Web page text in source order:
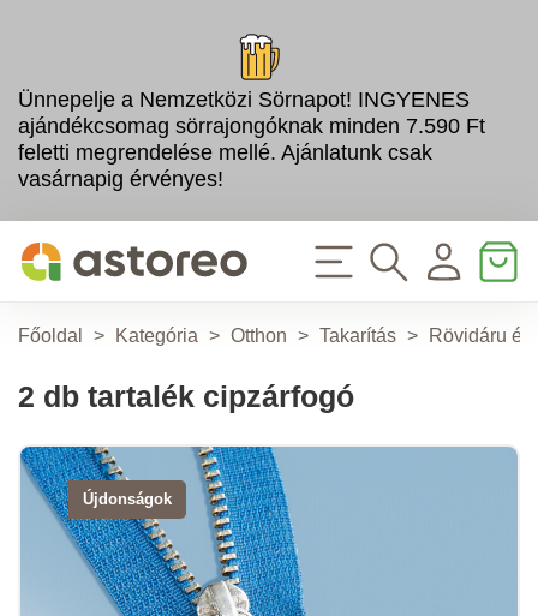
Ünnepelje a Nemzetközi Sörnapot! INGYENES
ajándékcsomag sörrajongóknak minden 7.590 Ft
feletti megrendelése mellé. Ajánlatunk csak
vasárnapig érvényes!
Főoldal > Kategória > Otthon > Takarítás > Rövidáru és
2 db tartalék cipzárfogó
Újdonságok